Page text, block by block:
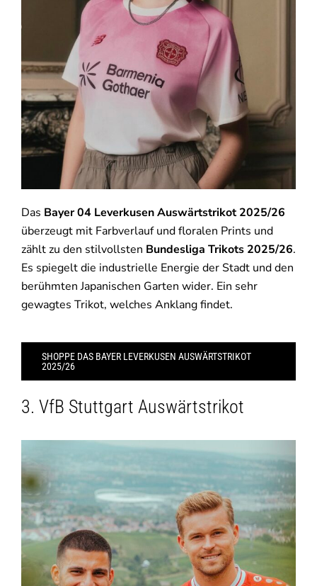
Das Bayer 04 Leverkusen Auswärtstrikot 2025/26
überzeugt mit Farbverlauf und floralen Prints und
zählt zu den stilvollsten Bundesliga Trikots 2025/26.
Es spiegelt die industrielle Energie der Stadt und den
berühmten Japanischen Garten wider. Ein sehr
gewagtes Trikot, welches Anklang findet.
SHOPPE DAS BAYER LEVERKUSEN AUSWÄRTSTRIKOT
2025/26
3. VfB Stuttgart Auswärtstrikot